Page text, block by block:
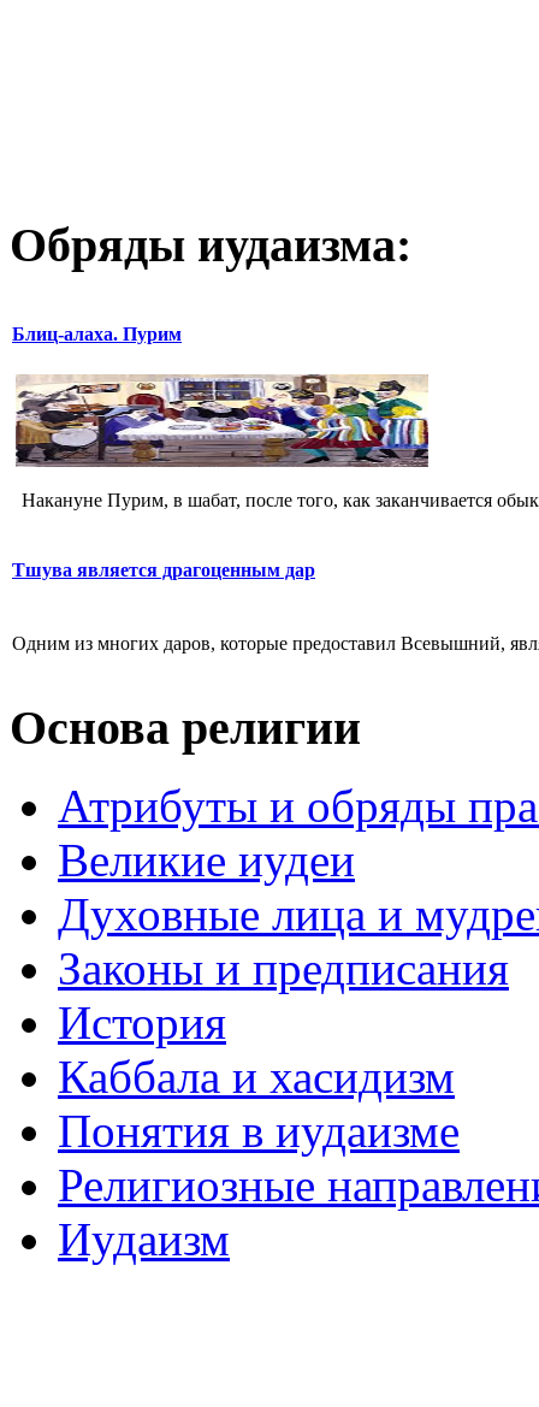
Обряды иудаизма:
Блиц-алаха. Пурим
Накануне Пурим, в шабат, после того, как заканчивается
Тшува является драгоценным дар
Одним из многих даров, которые предоставил Всевышний,
Основа религии
Атрибуты и обряды
Великие иудеи
Духовные лица и
Законы и предписания
История
Каббала и хасидизм
Понятия в иудаизме
Религиозные
Иудаизм